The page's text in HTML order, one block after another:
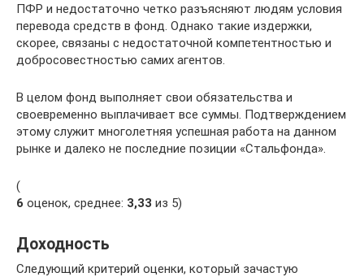
ПФР и недостаточно четко разъясняют людям условия
перевода средств в фонд. Однако такие издержки,
скорее, связаны с недостаточной компетентностью и
добросовестностью самих агентов.
В целом фонд выполняет свои обязательства и
своевременно выплачивает все суммы. Подтверждением
этому служит многолетняя успешная работа на данном
рынке и далеко не последние позиции «Стальфонда».
(
6 оценок, среднее: 3,33 из 5)
Доходность
Следующий критерий оценки, который зачастую